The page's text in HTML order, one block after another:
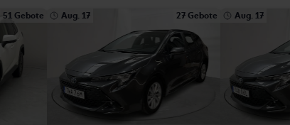
51 Gebote Aug. 17 27 Gebote Aug. 17